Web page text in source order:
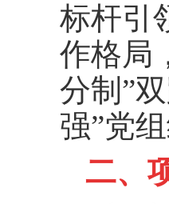
标杆引
作格局
分制”
强”党
二、